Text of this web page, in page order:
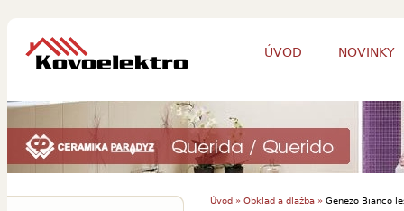
ÚVOD NOVINKY
Úvod » Obklad a dlažba »Genezo Bianco